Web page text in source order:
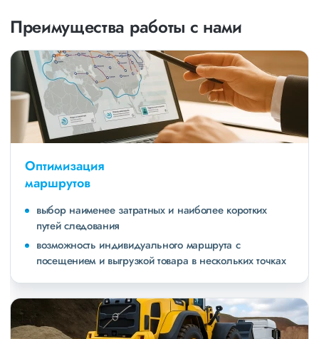
Преимущества работы с нами
Оптимизация
маршрутов
выбор наименее затратных и наиболее коротких
путей следования
возможность индивидуального маршрута с
посещением и выгрузкой товара в нескольких точках